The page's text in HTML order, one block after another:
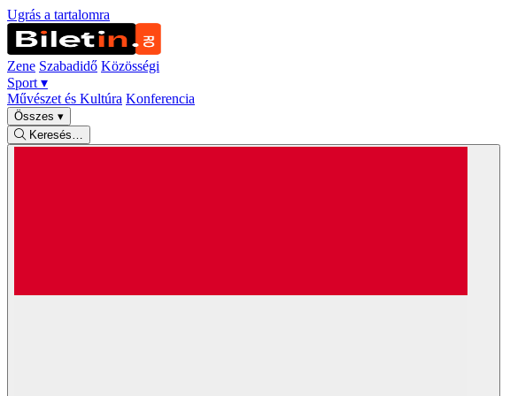
Ugrás a tartalomra
Zene Szabadidő Közösségi
Sport ▾
Művészet és Kultúra Konferencia
Összes ▾
Keresés…